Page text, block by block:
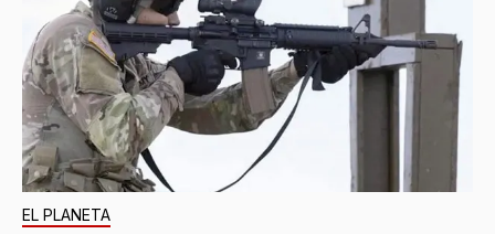
EL PLANETA